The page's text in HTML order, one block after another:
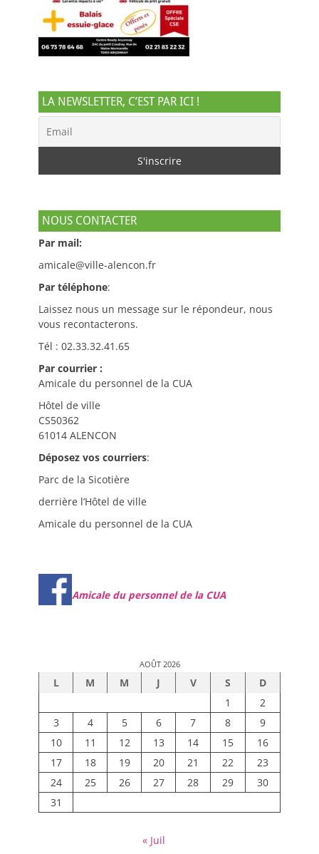
LA NEWSLETTER, C’EST PAR ICI !
NOUS CONTACTER
Par mail:
amicale@ville-alencon.fr
Par téléphone:
Laissez nous un message sur le répondeur, nous
vous recontacterons.
Tél : 02.33.32.41.65
Par courrier :
Amicale du personnel de la CUA
Hôtel de ville
CS50362
61014 ALENCON
Déposez vos courriers:
Parc de la Sicotière
derrière l’Hôtel de ville
Amicale du personnel de la CUA
Amicale du personnel de la CUA
AOÛT 2026
L M M J V S
D
1
2
3
4 5 6 7 8
9
10
11 12 13 14 15
16
17
18 19 20 21 22
23
24
25 26 27 28 29
30
31
« Juil